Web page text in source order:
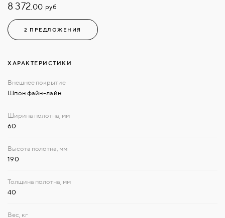
8 372.00 руб
2 ПРЕДЛОЖЕНИЯ
ХАРАКТЕРИСТИКИ
Шпон файн-лайн
60
190
40